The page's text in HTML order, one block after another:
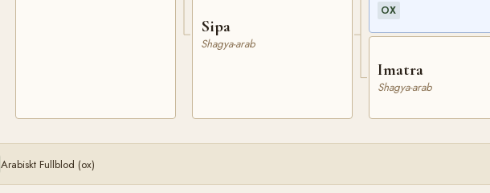
Sipa
Shagya-arab
OX
Imatra
Shagya-arab
Arabiskt Fullblod (ox)